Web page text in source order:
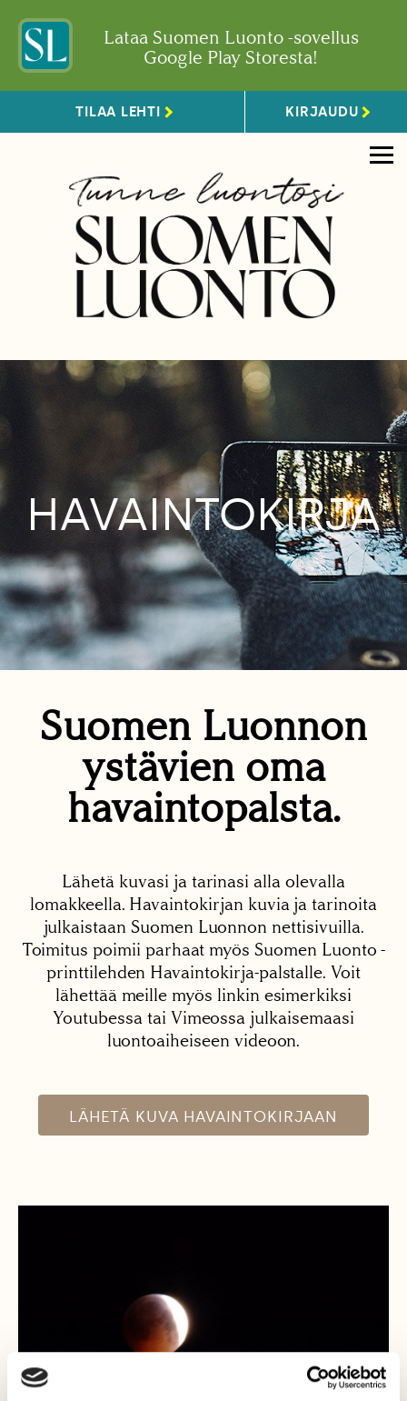
Lataa Suomen Luonto -sovellus
Google Play Storesta!
TILAA LEHTI KIRJAUDU
HAVAINTOKIRJA
Suomen Luonnon
ystävien oma
havaintopalsta.
Lähetä kuvasi ja tarinasi alla olevalla
lomakkeella. Havaintokirjan kuvia ja tarinoita
julkaistaan Suomen Luonnon nettisivuilla.
Toimitus poimii parhaat myös Suomen Luonto -
printtilehden Havaintokirja-palstalle. Voit
lähettää meille myös linkin esimerkiksi
Youtubessa tai Vimeossa julkaisemaasi
luontoaiheiseen videoon.
LÄHETÄ KUVA HAVAINTOKIRJAAN